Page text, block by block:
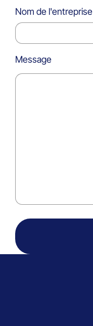
Nom de l'entreprise
Message